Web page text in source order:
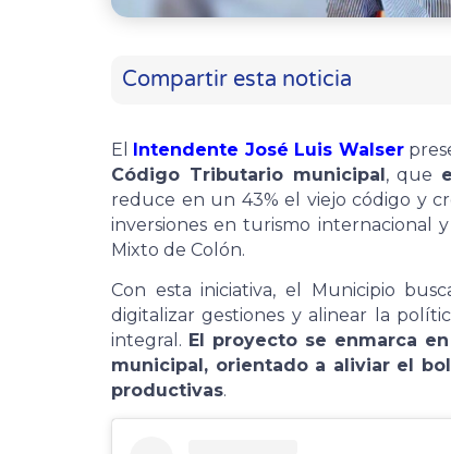
Compartir esta noticia
El Intendente José Luis Walser
Código Tributario municipal, que
reduce en un 43% el viejo código y
inversiones en turismo internacional
Mixto de Colón.
Con esta iniciativa, el Municipio
digitalizar gestiones y alinear la
integral. El proyecto se enmarca
municipal, orientado a aliviar el
productivas.